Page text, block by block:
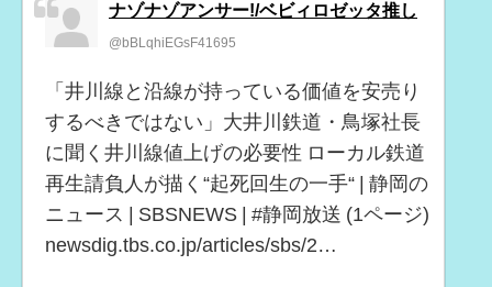
ナゾナゾアンサー!/ベビィロゼッタ推し
@bBLqhiEGsF41695
「井川線と沿線が持っている価値を安売り
するべきではない」大井川鉄道・鳥塚社長
に聞く井川線値上げの必要性 ローカル鉄道
再生請負人が描く“起死回生の一手“ | 静岡の
ニュース | SBSNEWS | #静岡放送 (1ページ)
newsdig.tbs.co.jp/articles/sbs/2…